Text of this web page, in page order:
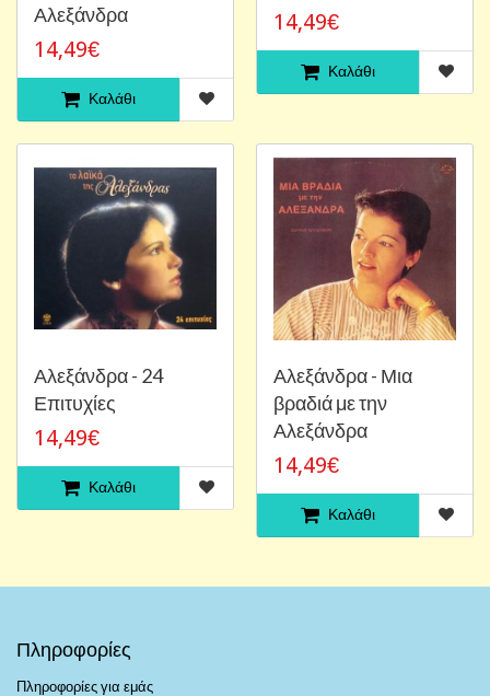
Αλεξάνδρα
14,49€
Καλάθι
14,49€
Καλάθι
Αλεξάνδρα - 24
Επιτυχίες
14,49€
Καλάθι
Αλεξάνδρα - Μια
βραδιά με την
Αλεξάνδρα
14,49€
Καλάθι
Πληροφορίες
Πληροφορίες για εμάς